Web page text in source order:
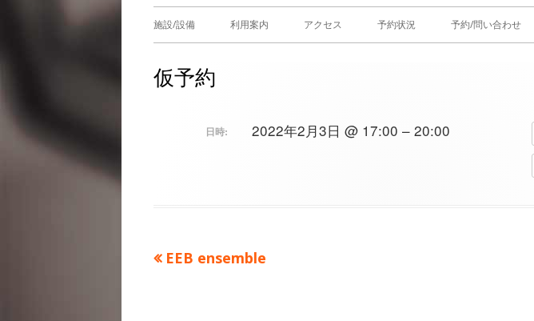
メ
ン
施設/設備 利用案内 アクセス 予約状況 予約/問い合わせ
仮予約
日時: 2022年2月3日 @ 17:00 – 20:00
投前
EEB ensemble